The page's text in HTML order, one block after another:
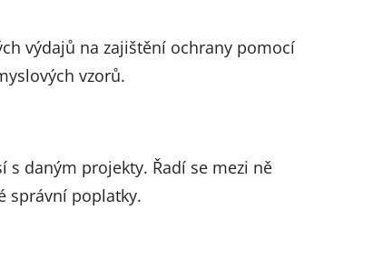
výdajů na zajištění ochrany pomocí
vzorů.
s daným projekty. Řadí se mezi ně
správní poplatky.